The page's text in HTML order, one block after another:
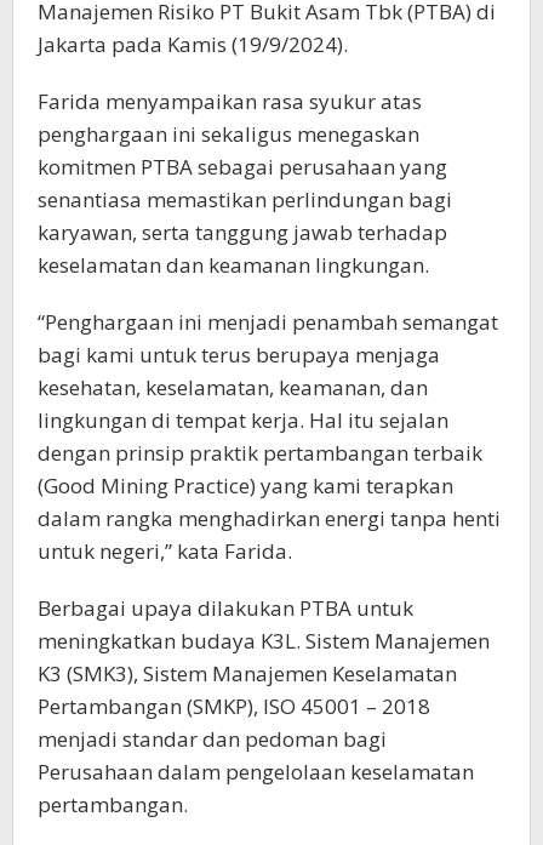
Manajemen Risiko PT Bukit Asam Tbk (PTBA) di
Jakarta pada Kamis (19/9/2024).
Farida menyampaikan rasa syukur atas
penghargaan ini sekaligus menegaskan
komitmen PTBA sebagai perusahaan yang
senantiasa memastikan perlindungan bagi
karyawan, serta tanggung jawab terhadap
keselamatan dan keamanan lingkungan.
“Penghargaan ini menjadi penambah semangat
bagi kami untuk terus berupaya menjaga
kesehatan, keselamatan, keamanan, dan
lingkungan di tempat kerja. Hal itu sejalan
dengan prinsip praktik pertambangan terbaik
(Good Mining Practice) yang kami terapkan
dalam rangka menghadirkan energi tanpa henti
untuk negeri,” kata Farida.
Berbagai upaya dilakukan PTBA untuk
meningkatkan budaya K3L. Sistem Manajemen
K3 (SMK3), Sistem Manajemen Keselamatan
Pertambangan (SMKP), ISO 45001 – 2018
menjadi standar dan pedoman bagi
Perusahaan dalam pengelolaan keselamatan
pertambangan.